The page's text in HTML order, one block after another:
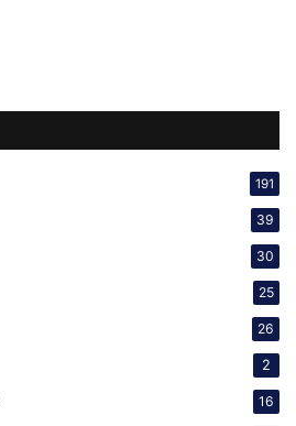
191
39
30
25
26
2
16